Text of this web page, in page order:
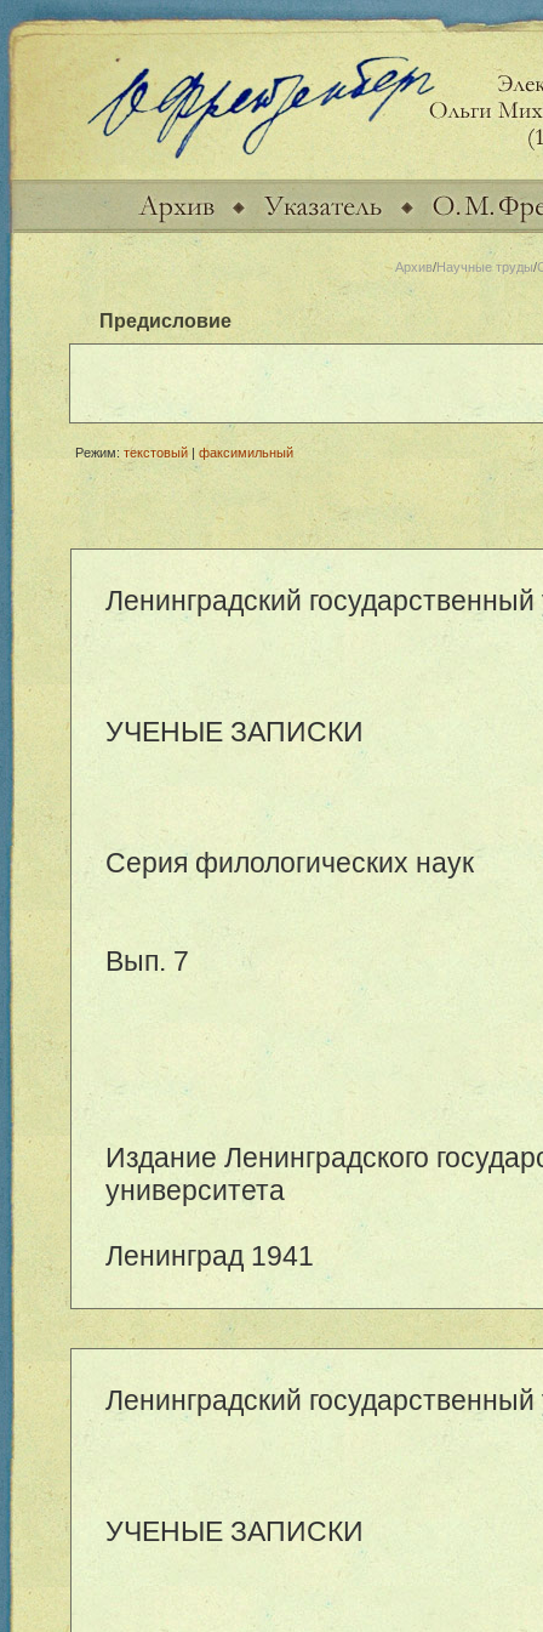
Архив/Научные труды/
Предисловие
Режим: текстовый| факсимильный
Ленинградский государственный
УЧЕНЫЕ ЗАПИСКИ
Серия филологических наук
Вып. 7
Издание Ленинградского
университета
Ленинград 1941
Ленинградский государственный
УЧЕНЫЕ ЗАПИСКИ